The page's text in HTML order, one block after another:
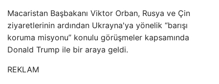
Macaristan Başbakanı Viktor Orban, Rusya ve Çin
ziyaretlerinin ardından Ukrayna'ya yönelik “barışı
koruma misyonu” konulu görüşmeler kapsamında
Donald Trump ile bir araya geldi.
REKLAM